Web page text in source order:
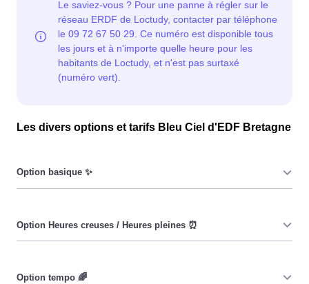
Les divers options et tarifs Bleu Ciel d'EDF Bretagne
date, ni de l'heure, que ce soit en à Loctudy ou ailleurs.
💡
Loctudy est réduit. ⚡